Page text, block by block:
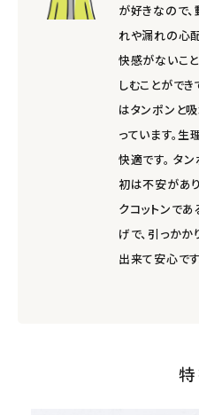
が好きなので
れや漏れの心
快感がないこ
しむことがで
はタンポンと
っています。
快適です。 タ
初は不安があ
クコットンで
げで、引っか
出来て安心です